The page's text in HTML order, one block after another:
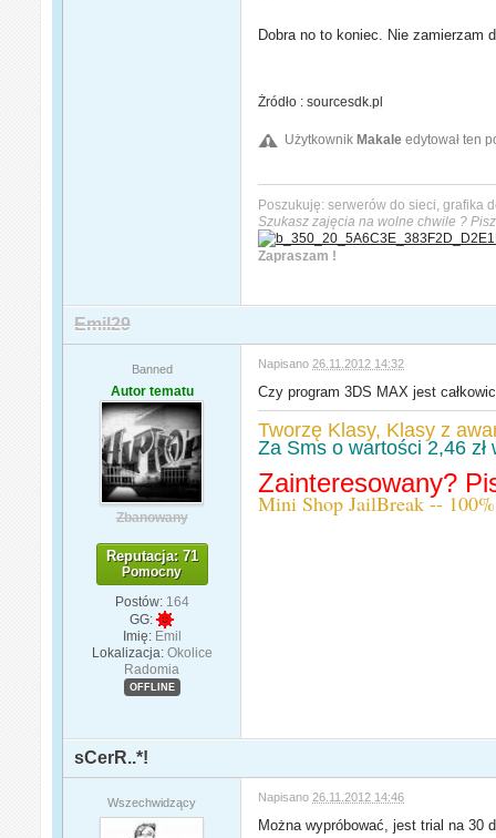
Dobra no to koniec. Nie zamierzam
Żródło : sourcesdk.pl
UżytkownikMakale edytował ten
Poszukuję: serwerów do sieci, grafika
Szukasz zajęcia na wolne chwile ?
Zapraszam !
Emil29
Banned
Autor tematu
Zbanowany
Reputacja: 71
Pomocny
Postów: 164
GG:
Imię: Emil
Lokalizacja: Okolice
Radomia
OFFLINE
Napisano26.11.2012 14:32
Czy program 3DS MAX jest
Tworzę Klasy, Klasy z
Za Sms o wartości 2,46
Zainteresowany?
Mini Shop JailBreak --
sCerR..*!
Wszechwidzący Napisano26.11.2012 14:46
Można wypróbować, jest trial na 30